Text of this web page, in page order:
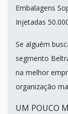
Embalagens
Injetadas
Se alguém
segmento
na melhor
organização
UM POUCO